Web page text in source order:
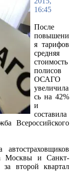
16:45
После
повышени
я тарифов
средняя
стоимость
полисов
ОСАГО
увеличила
сь на 42%
и
составила
Всероссийского
Москвы и Санкт-
второй квартал